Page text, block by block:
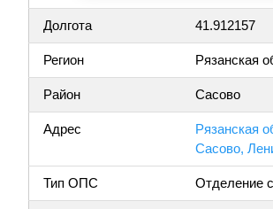
Долгота 41.912157
Регион Рязанская
Район Сасово
Адрес
Рязанская
Сасово,
Тип ОПС Отделение